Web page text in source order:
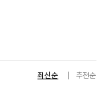
최신순 추천순